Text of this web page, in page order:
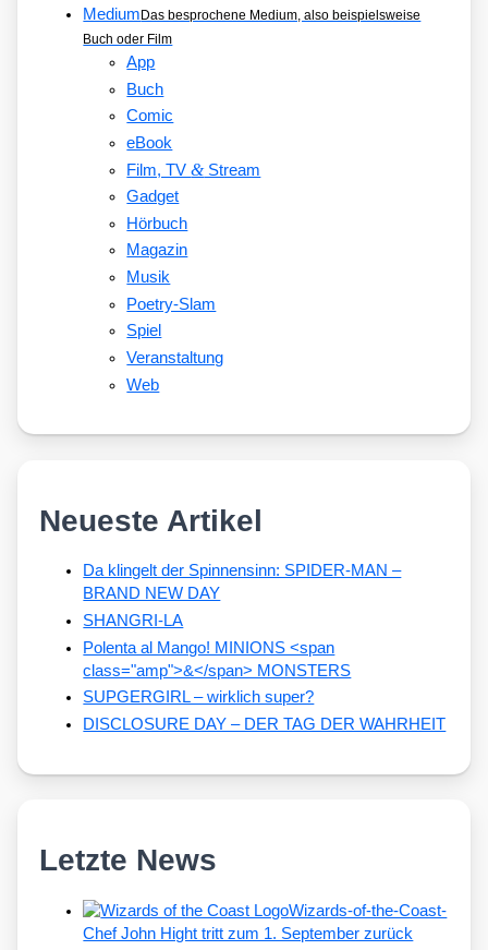
Medium Das besprochene Medium, also beispielsweise
Buch oder Film
App
Buch
Comic
eBook
Film, TV&Stream
Gadget
Hörbuch
Magazin
Musik
Poetry-Slam
Spiel
Veranstaltung
Web
Neueste Artikel
Da klingelt der Spinnensinn: SPIDER-MAN –
BRAND NEW DAY
SHANGRI-LA
Polenta al Mango! MINIONS <span
class="amp">&</span> MONSTERS
SUPGERGIRL – wirklich super?
DISCLOSURE DAY – DER TAG DER WAHRHEIT
Letzte News
Wizards-of-the-Coast-
Chef John Hight tritt zum 1. September zurück